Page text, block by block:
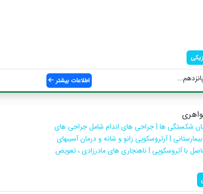
اطلاعات بیشتر
شکستگی ها | جراحی های اندام شامل جراحی های
| آرتروسکوپی زانو و شانه و درمان آسیبهای
با آتروسکوپی | ناهنجاری های مادرزادی ، تعویض